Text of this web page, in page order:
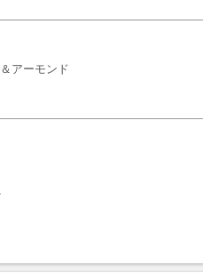
アーモンド